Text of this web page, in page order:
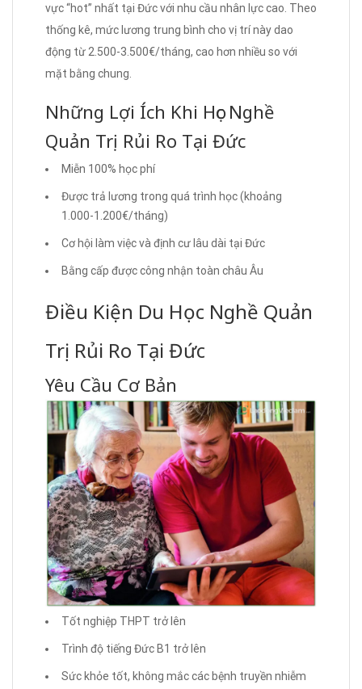
vực “hot” nhất tại Đức với nhu cầu nhân lực cao. Theo
thống kê, mức lương trung bình cho vị trí này dao
động từ 2.500-3.500€/tháng, cao hơn nhiều so với
mặt bằng chung.
Những Lợi Ích Khi Học Nghề
Quản Trị Rủi Ro Tại Đức
Miễn 100% học phí
Được trả lương trong quá trình học (khoảng
1.000-1.200€/tháng)
Cơ hội làm việc và định cư lâu dài tại Đức
Bằng cấp được công nhận toàn châu Âu
Điều Kiện Du Học Nghề Quản
Trị Rủi Ro Tại Đức
Yêu Cầu Cơ Bản
Tốt nghiệp THPT trở lên
Trình độ tiếng Đức B1 trở lên
Sức khỏe tốt, không mắc các bệnh truyền nhiễm